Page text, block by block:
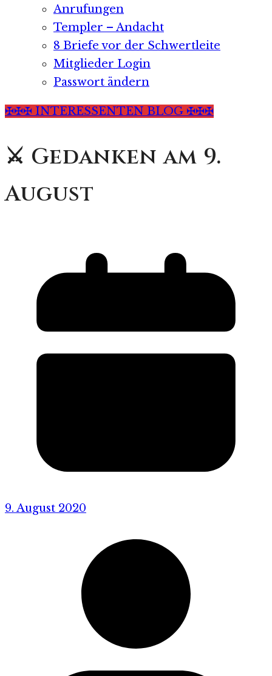
Anrufungen
Templer – Andacht
8 Briefe vor der Schwertleite
Mitglieder Login
Passwort ändern
✠✠✠ INTERESSENTEN BLOG ✠✠✠
⚔️ Gedanken am 9.
August
9. August 2020